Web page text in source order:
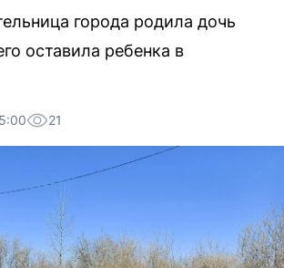
города родила дочь
оставила ребенка в
21